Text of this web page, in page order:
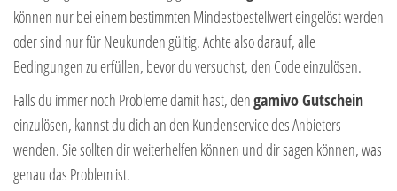
können nur bei einem bestimmten Mindestbestellwert eingelöst werden
oder sind nur für Neukunden gültig. Achte also darauf, alle
Bedingungen zu erfüllen, bevor du versuchst, den Code einzulösen.
Falls du immer noch Probleme damit hast, dengamivo Gutschein
einzulösen, kannst du dich an den Kundenservice des Anbieters
wenden. Sie sollten dir weiterhelfen können und dir sagen können, was
genau das Problem ist.